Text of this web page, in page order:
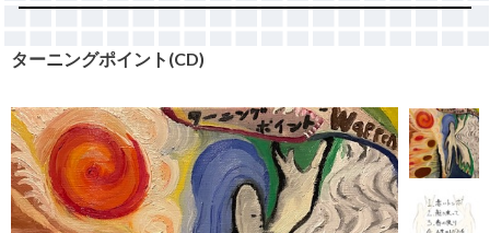
ターニングポイント(CD)